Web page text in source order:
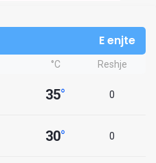
E enjte
°C Reshje
35° 0
30° 0